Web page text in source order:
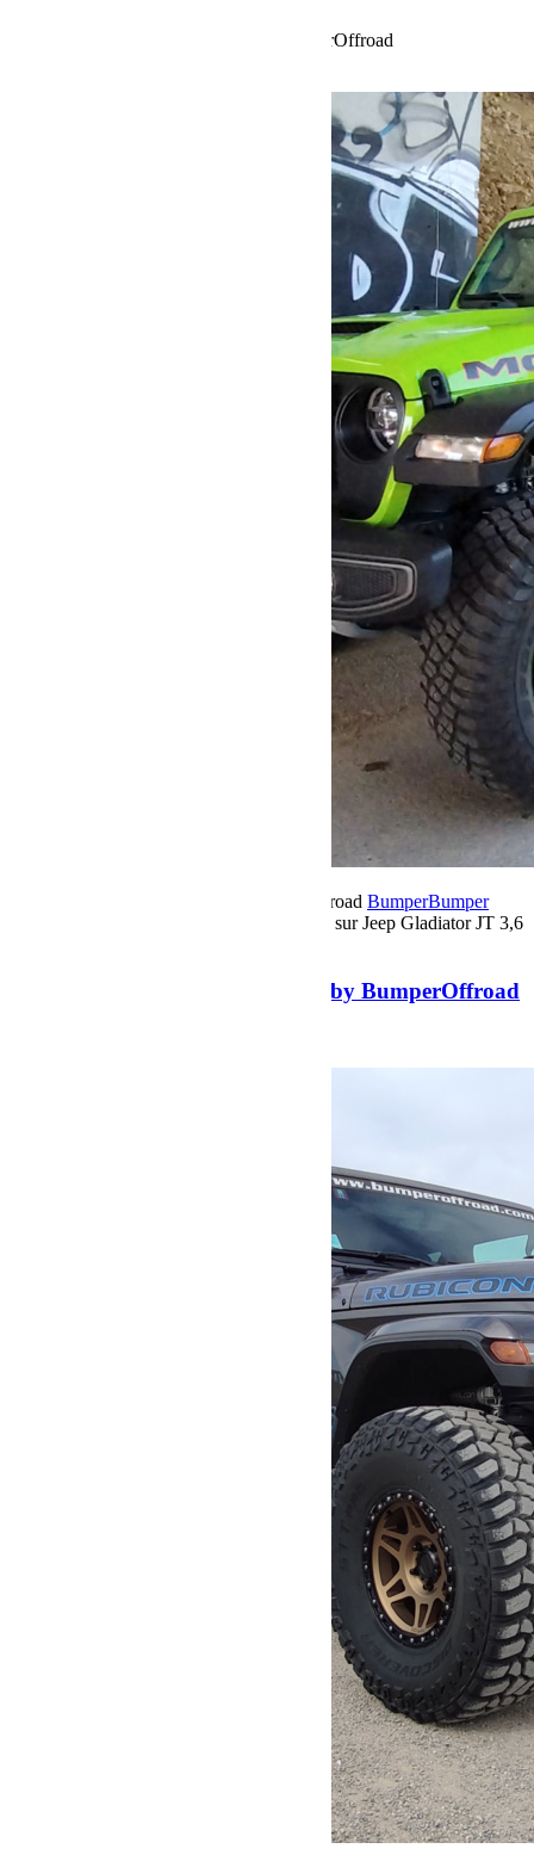
Préparation Jeep Wrangler 4Xe by BumperOffroad
Par Martial BumperOffroad BumperBumper
sur Jeep Gladiator JT 3,6
Jeep Gladiator JT 3,6 L Mojave by BumperOffroad